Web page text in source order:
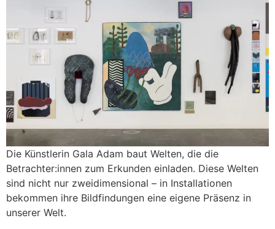
Die Künstlerin Gala Adam baut Welten, die die
Betrachter:innen zum Erkunden einladen. Diese Welten
sind nicht nur zweidimensional – in Installationen
bekommen ihre Bildfindungen eine eigene Präsenz in
unserer Welt.